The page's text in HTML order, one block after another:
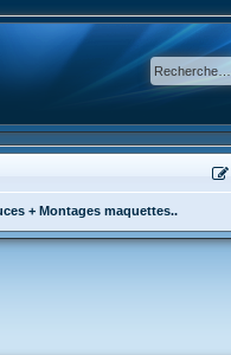
+ Montages maquettes..